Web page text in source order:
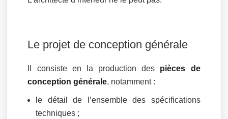
Le projet de conception générale
Il consiste en la production des pièces de
conception générale, notamment :
le détail de l’ensemble des spécifications
techniques ;